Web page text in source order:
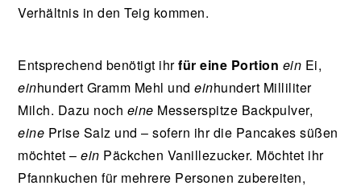
Verhältnis in den Teig kommen.
Entsprechend benötigt ihrfür eine Portion ein Ei,
einhundert Gramm Mehl undeinhundert Milliliter
Milch. Dazu noch eine Messerspitze Backpulver,
eine Prise Salz und – sofern ihr die Pancakes süßen
möchtet –ein Päckchen Vanillezucker. Möchtet ihr
Pfannkuchen für mehrere Personen zubereiten,